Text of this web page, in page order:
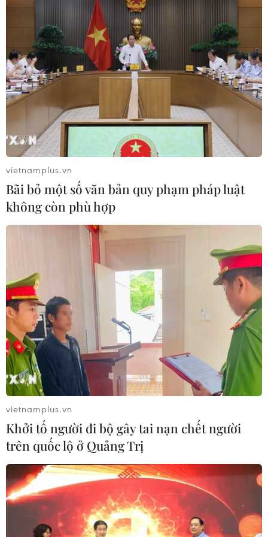
Động đất tại Nhật Bản: Cộng đồng
người Việt dần ổn định
02/08/2026 12:20
Kiều bào - cầu nối lan tỏa hình ảnh
Việt Nam trong kỷ nguyên phát triển
mới
31/07/2026 06:43
Nghĩa cử cao đẹp của lao động Việt
Nam lan tỏa trên truyền thông Nhật
Bản
50 năm quan hệ Việt-Đức: Khi ngoại
giao nhân dân bắt đầu từ tiếng mẹ đẻ
30/07/2026 23:00
Trăn trở người giữ lửa tiếng Việt trên
quê hương thứ hai
Nơi tiếng mẹ đẻ được hồi sinh giữa
lòng nước Đức
30/07/2026 08:18
vietnamplus.vn
Bãi bỏ một số văn bản quy phạm pháp luật
không còn phù hợp
vietnamplus.vn
Khởi tố người đi bộ gây tai nạn chết người
trên quốc lộ ở Quảng Trị